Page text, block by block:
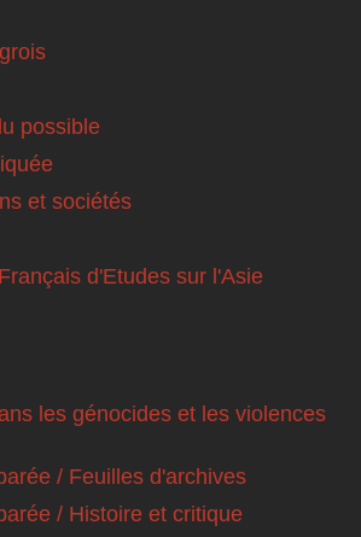
possible
et sociétés
d'Etudes sur l'Asie
les génocides et les violences
/ Feuilles d'archives
/ Histoire et critique